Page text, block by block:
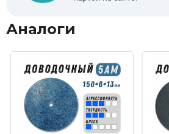
Аналоги